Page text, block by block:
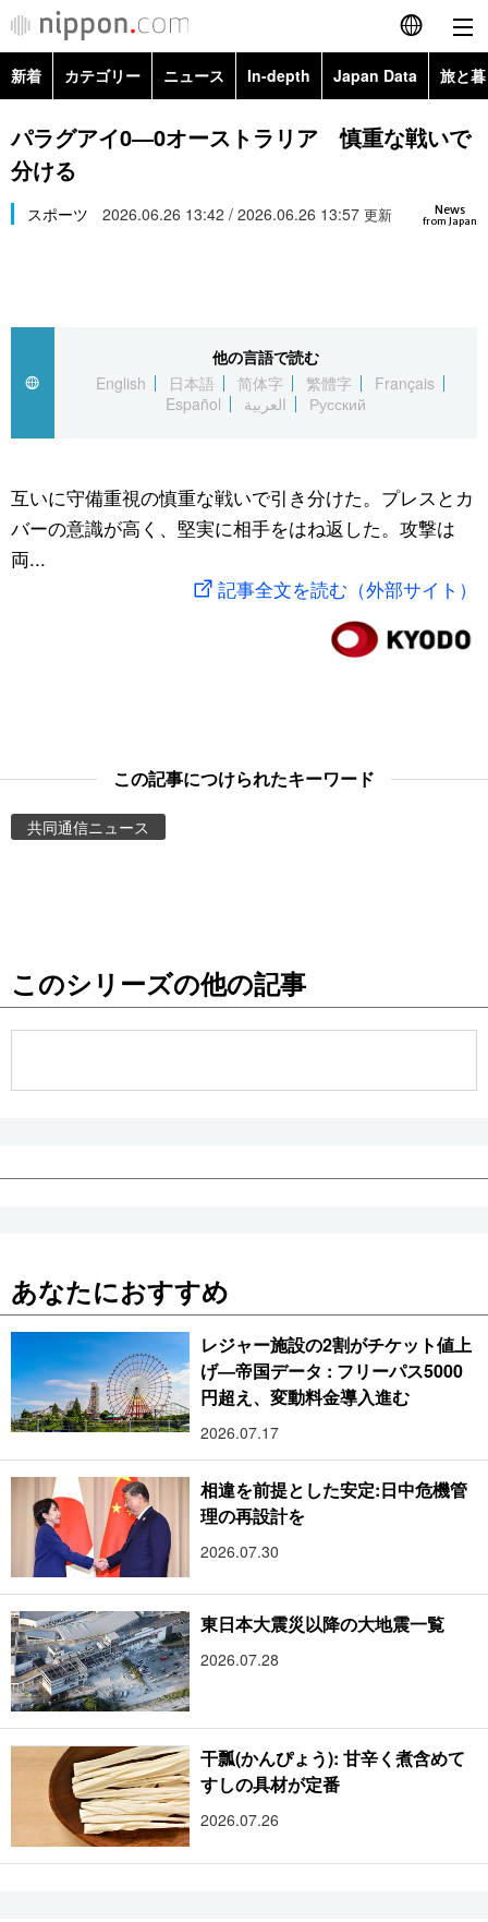
English
简体字
Русский
カテゴリー
経済・ビジネス
国際
文化
トップ
アーカイブ
In-depth
Japan Data
動画/Live
People
新着 カテゴリー ニュース In-depth Japan Data 旅と
政治・外交
経済・ビジネス
スポーツ・東京2020
Topics
パラグアイ0―0オーストラリア 慎重な戦いで
分ける
News
from Japan
スポーツ 2026.06.26 13:42 / 2026.06.26 13:57 更新
他の言語で読む
English
日本語 简体字 繁體字
Français
Español
العربية Русский
互いに守備重視の慎重な戦いで引き分けた。プレスとカ
バーの意識が高く、堅実に相手をはね返した。攻撃は
両...
記事全文を読む（外部サイト）
この記事につけられたキーワード
共同通信ニュース
このシリーズの他の記事
あなたにおすすめ
レジャー施設の2割がチケット値上
げ―帝国データ : フリーパス5000
円超え、変動料金導入進む
2026.07.17
相違を前提とした安定:日中危機管
理の再設計を
2026.07.30
東日本大震災以降の大地震一覧
2026.07.28
干瓢(かんぴょう): 甘辛く煮含めて
すしの具材が定番
2026.07.26